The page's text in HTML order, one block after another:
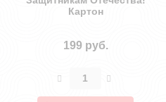
Картон
199 руб.